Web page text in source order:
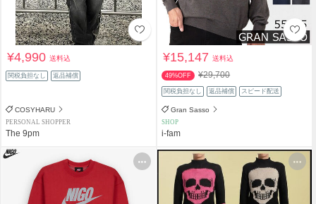
¥4,990送料込
関税負担なし 返品補償
COSYHARU
PERSONAL SHOPPER
The 9pm
¥15,147送料込
49%OFF ¥29,700
関税負担なし 返品補償 スピード配送
Gran Sasso
SHOP
i-fam